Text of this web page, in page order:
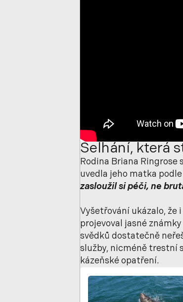
Selhání, která
Rodina Briana
uvedla jeho matka
zasloužil si péči, ne
Vyšetřování ukázalo, že
projevoval jasné
svědků dostatečně
služby, nicméně trestní
kázeňské opatření.